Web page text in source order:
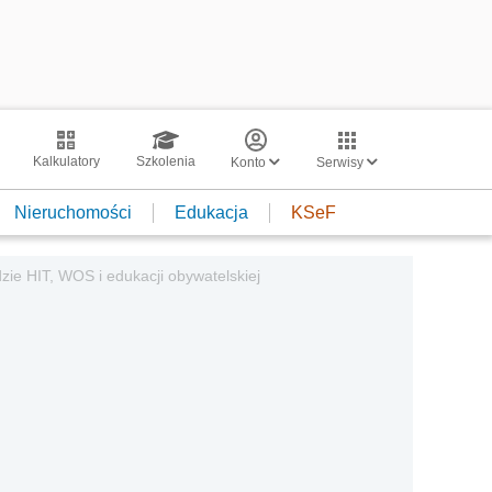
Kalkulatory Szkolenia Konto Serwisy
Nieruchomości Edukacja KSeF
HIT, WOS i edukacji obywatelskiej